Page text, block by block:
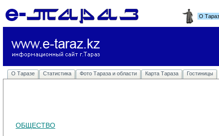
О
О Таразе Статистика Фото Тараза и области Карта Тараза Гостиницы
ОБЩЕСТВО